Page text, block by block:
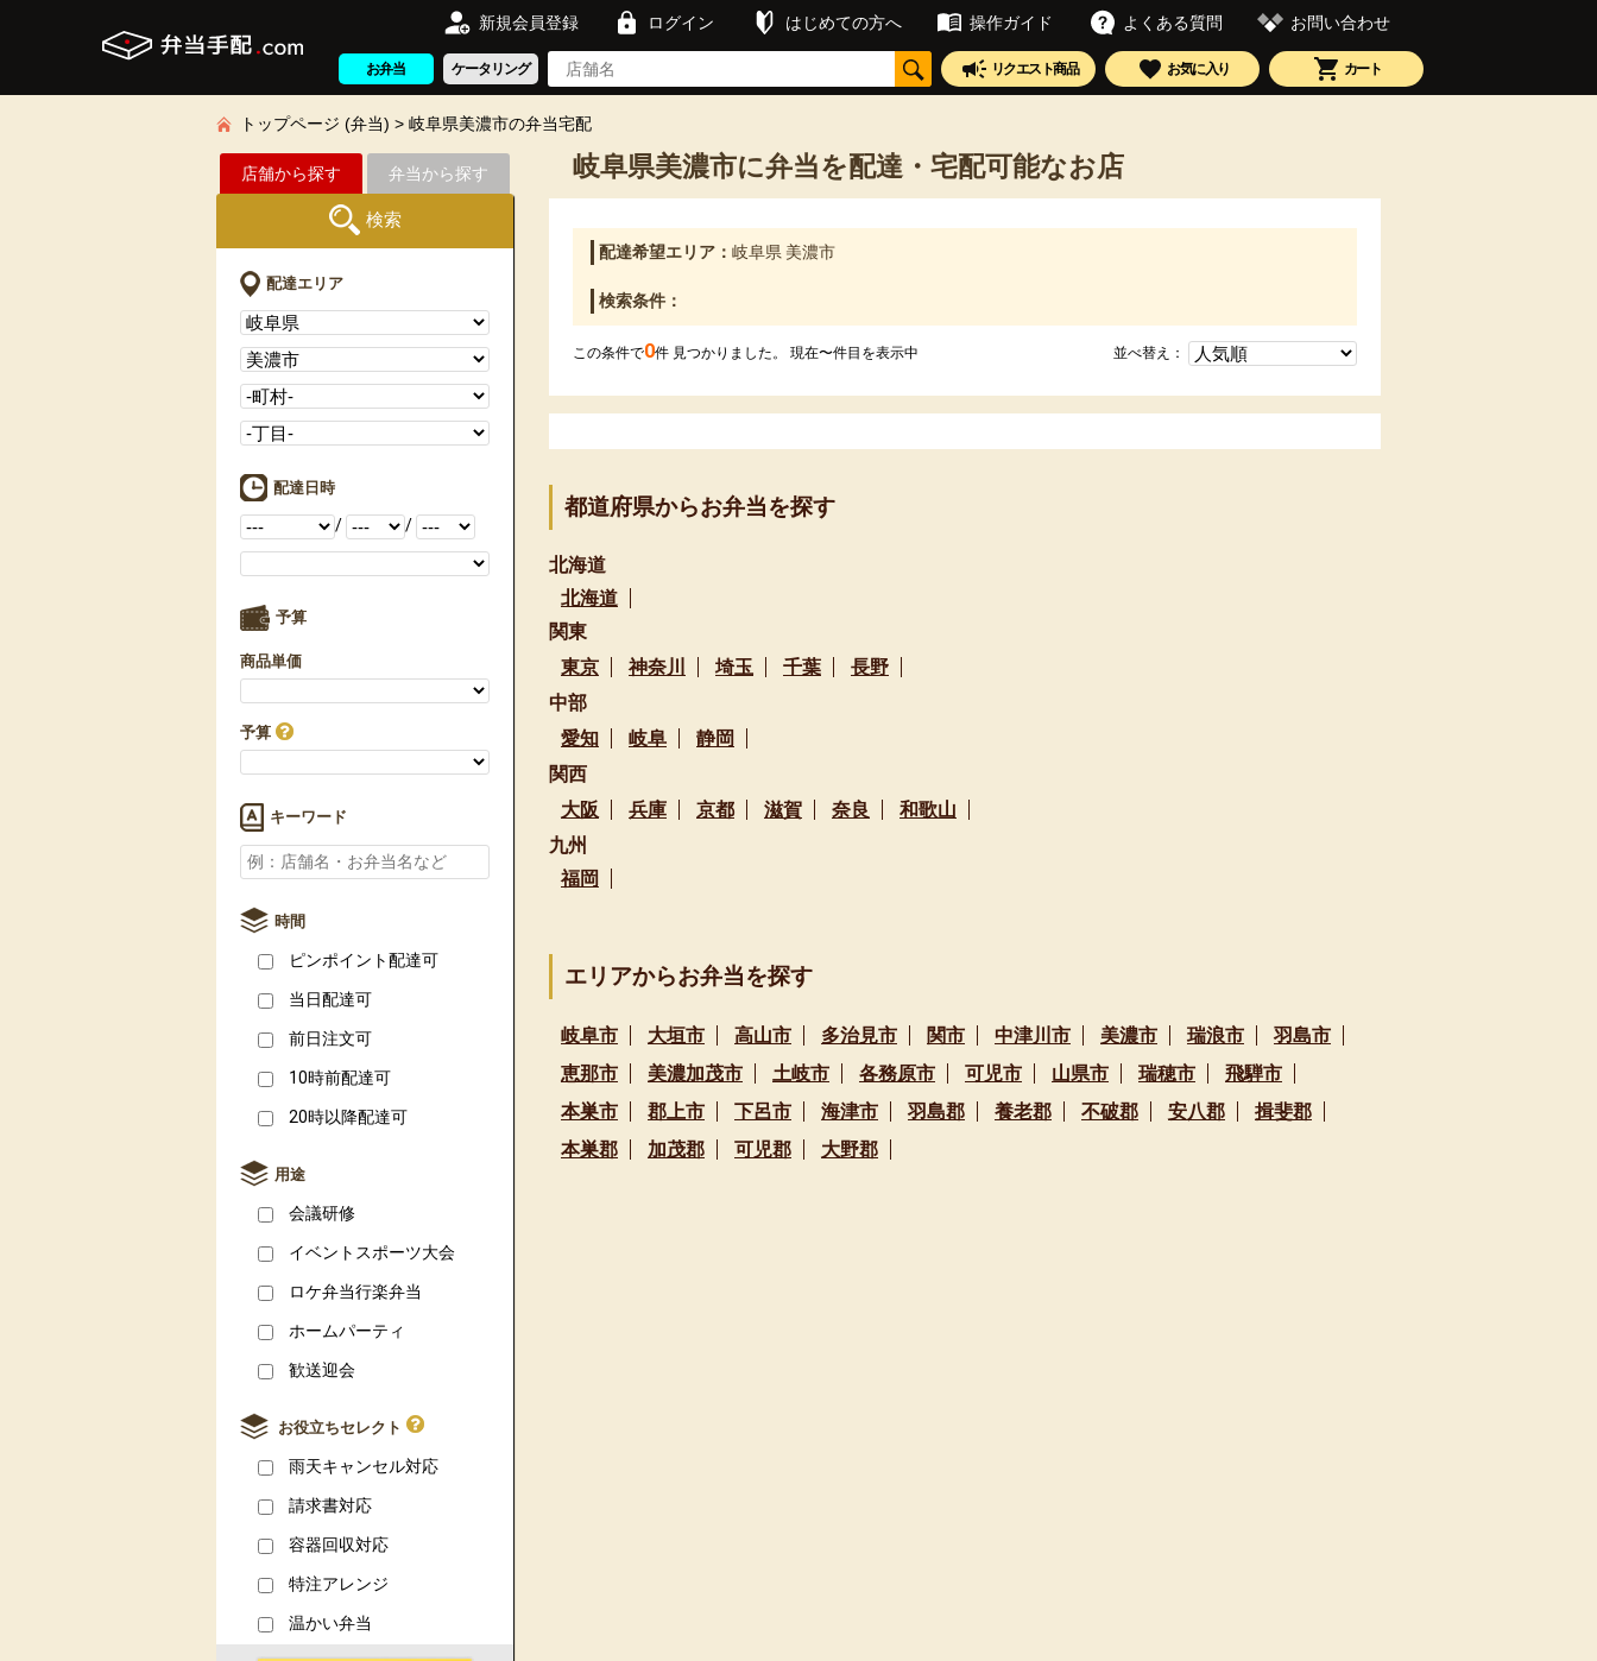
新規会員登録 ログイン はじめての方へ 操作ガイド よくある質問 お問い合わせ
お弁当 ケータリング リクエスト商品 お気に入り カート
トップページ (弁当) 岐阜県美濃市の弁当宅配
店舗から探す 弁当から探す
検索
配達エリア
配達日時
/ /
予算
商品単価
予算
キーワード
時間
ピンポイント配達可
当日配達可
前日注文可
10時前配達可
20時以降配達可
用途
会議研修
イベントスポーツ大会
ロケ弁当行楽弁当
ホームパーティ
歓送迎会
お役立ちセレクト
雨天キャンセル対応
請求書対応
容器回収対応
特注アレンジ
温かい弁当
岐阜県美濃市に弁当を配達・宅配可能なお店
配達希望エリア： 岐阜県 美濃市
検索条件：
この条件で0件 見つかりました。 現在〜件目を表示中 並べ替え：
都道府県からお弁当を探す
北海道
北海道
関東
東京 神奈川 埼玉 千葉 長野
中部
愛知 岐阜 静岡
関西
大阪 兵庫 京都 滋賀 奈良 和歌山
九州
福岡
エリアからお弁当を探す
岐阜市 大垣市 高山市 多治見市 関市 中津川市 美濃市 瑞浪市
羽島市
恵那市
美濃加茂市 土岐市 各務原市 可児市 山県市 瑞穂市
飛騨市
本巣市
郡上市 下呂市 海津市 羽島郡 養老郡 不破郡 安八郡
揖斐郡
本巣郡
加茂郡 可児郡 大野郡